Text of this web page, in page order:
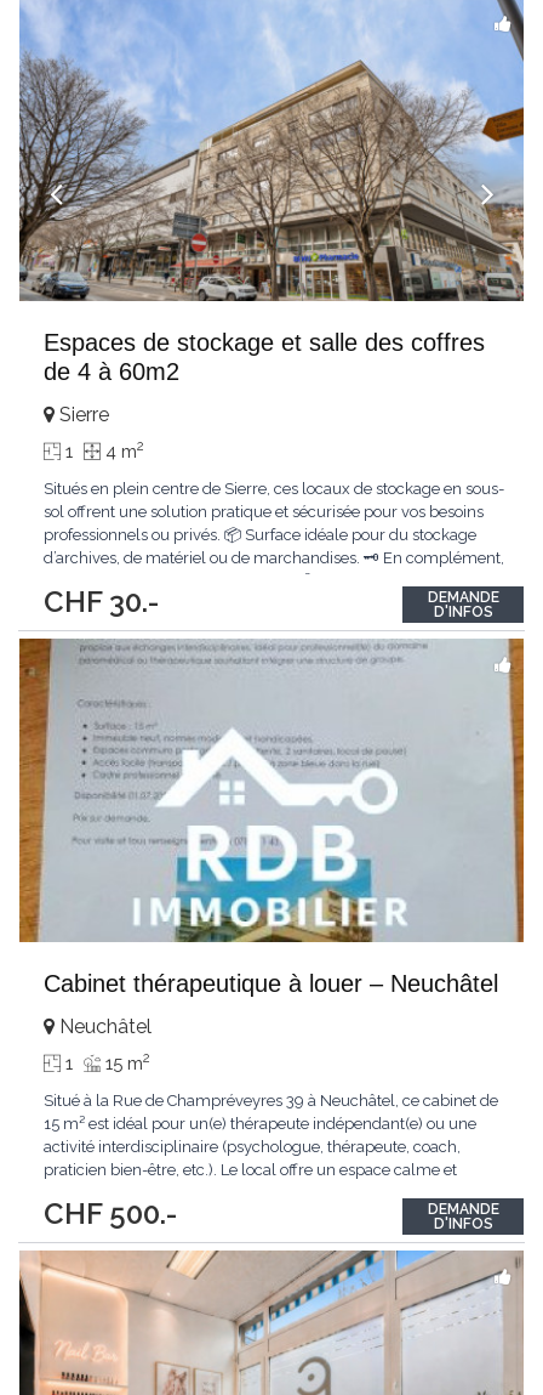
Gästeempfang+
Espaces de stockage et salle des coffres
de 4 à 60m2
CHF 30.-
Sierre
1 4 m2
Situés en plein centre de Sierre, ces locaux de stockage en sous-
sol offrent une solution pratique et sécurisée pour vos besoins
professionnels ou privés. 📦 Surface idéale pour du stockage
d’archives, de matériel ou de marchandises. 🗝️ En complément,
offrant un espace sécurisé pour des besoins spécifiques...
DEMANDE
D'INFOS
Cabinet thérapeutique à louer – Neuchâtel
CHF 500.-
Neuchâtel
1 15 m2
Situé à la Rue de Champréveyres 39 à Neuchâtel, ce cabinet de
15 m² est idéal pour un(e) thérapeute indépendant(e) ou une
activité interdisciplinaire (psychologue, thérapeute, coach,
praticien bien-être, etc.). Le local offre un espace calme et
consultations individuelles. Facile d’accès, il bénéficie d’un
emplacement...
DEMANDE
D'INFOS